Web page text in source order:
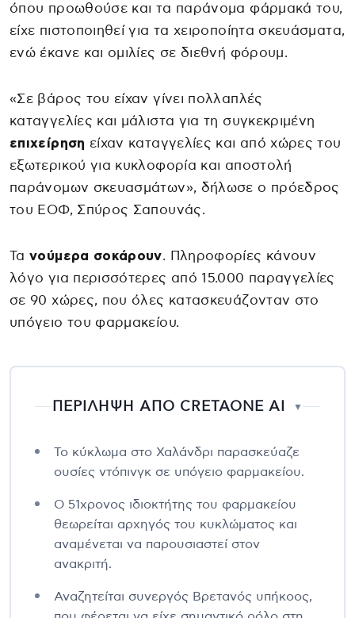
όπου προωθούσε και τα παράνομα φάρμακά του,
είχε πιστοποιηθεί για τα χειροποίητα σκευάσματα,
ενώ έκανε και ομιλίες σε διεθνή φόρουμ.
«Σε βάρος του είχαν γίνει πολλαπλές
καταγγελίες και μάλιστα για τη συγκεκριμένη
επιχείρηση είχαν καταγγελίες και από χώρες του
εξωτερικού για κυκλοφορία και αποστολή
παράνομων σκευασμάτων», δήλωσε ο πρόεδρος
του ΕΟΦ, Σπύρος Σαπουνάς.
Τανούμερα σοκάρουν. Πληροφορίες κάνουν
λόγο για περισσότερες από 15.000 παραγγελίες
σε 90 χώρες, που όλες κατασκευάζονταν στο
υπόγειο του φαρμακείου.
ΠΕΡΙΛΗΨΗ ΑΠΟ CRETAONE AI ▼
Το κύκλωμα στο Χαλάνδρι παρασκεύαζε
ουσίες ντόπινγκ σε υπόγειο φαρμακείου.
Ο 51χρονος ιδιοκτήτης του φαρμακείου
θεωρείται αρχηγός του κυκλώματος και
αναμένεται να παρουσιαστεί στον
ανακριτή.
Αναζητείται συνεργός Βρετανός υπήκοος,